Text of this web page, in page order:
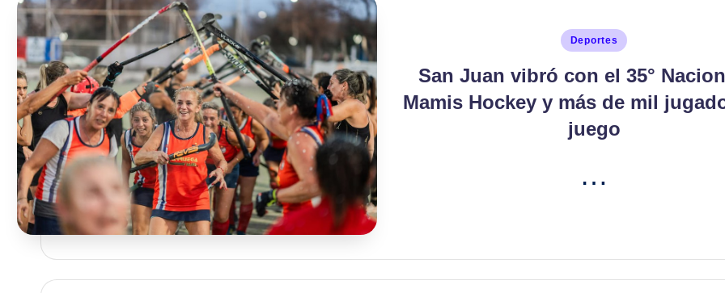
Publicado
Deportes
San Juan vibró con el 35°
Mamis Hockey y más de mil
juego
…